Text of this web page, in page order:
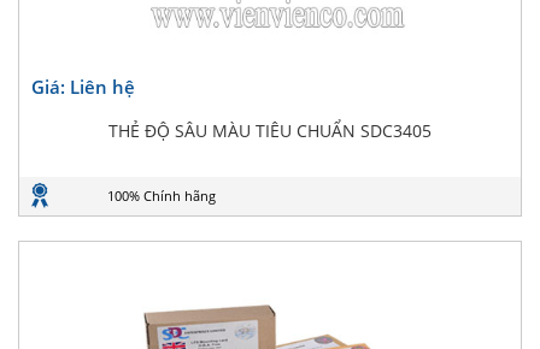
Giá: Liên hệ
THẺ ĐỘ SÂU MÀU TIÊU CHUẨN SDC3405
100% Chính hãng